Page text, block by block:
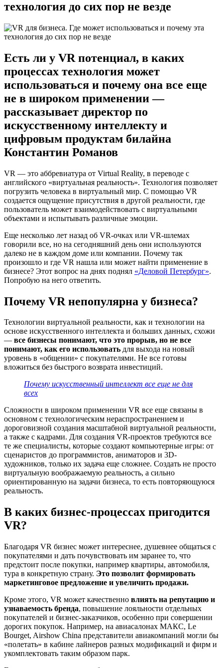
технология до сих пор не везде
Есть ли у VR потенциал, в каких
процессах технология может
использоваться и почему она все еще
не в широком применении —
рассказывает директор по
искусственному интеллекту и
цифровым продуктам билайна
Константин Романов
VR — это аббревиатура от Virtual Reality, в переводе с
английского «виртуальная реальность». Технология позволяет
погрузить человека в виртуальный мир. С помощью VR
создается ощущение присутствия в другой реальности, где
пользователь может взаимодействовать с виртуальными
объектами и испытывать различные эмоции.
Еще несколько лет назад об VR-очках или VR-шлемах
говорили все, но на сегодняшний день они используются
далеко не в каждом доме или компании. Почему так
произошло и где VR нашла или может найти применение в
бизнесе? Этот вопрос на днях поднял «Деловой Петербург».
Попробую на него ответить.
Почему VR непопулярна у бизнеса?
Технологии виртуальной реальности, как и технологии на
основе искусственного интеллекта и больших данных, схожи
— все бизнесы понимают, что это прорыв, но не все
понимают, как его использовать для выхода на новый
уровень в «общении» с покупателями. Не все готовы
вложиться без быстрого возврата инвестиций.
Почему искусственный интеллект все еще не для
всех
Сложности в широком применении VR все еще связаны в
основном с технологическим нераспространением и
дороговизной создания масштабной виртуальной реальности,
а также с кадрами. Для создания VR-проектов требуются все
те же специалисты, которые создают компьютерные игры: от
сценаристов до программистов, аниматоров и 3D-
художников, только их задача еще сложнее. Создать не просто
виртуальную воображаемую реальность, а сильно
ориентированную на задачи бизнеса, то есть повторяющуюся
реальность.
В каких бизнес-процессах пригодится
VR?
Благодаря VR бизнес может интереснее, душевнее общаться с
покупателями и дать почувствовать им заранее то, что
предстоит после покупки, например квартиры, автомобиля,
тура в конкретную страну. Это позволит формировать
маркетинговое предложение и увеличить продажи.
Кроме этого, VR может качественно влиять на репутацию и
узнаваемость бренда, повышение лояльности отдельных
покупателей и бизнес-заказчиков, особенно при совершении
дорогих покупок. Например, на авиасалонах МАКС, Le
Bourget, Airshow China представители авиакомпаний могли бы
«полетать» в кабине лайнеров разных модификаций и фирм и
укомплектовать таким образом парк.